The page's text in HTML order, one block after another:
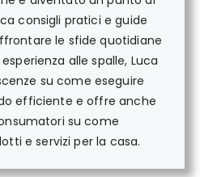
consigli pratici e guide
le sfide quotidiane
alle spalle, Luca
su come eseguire
efficiente e offre anche
su come
e servizi per la casa.